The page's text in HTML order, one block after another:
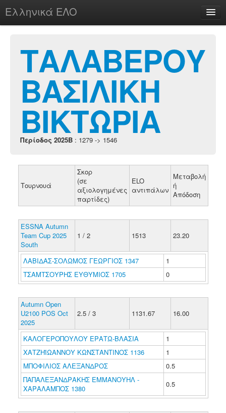
Ελληνικά ΕΛΟ
chesstu.be @ discord
Login
ΤΑΛΑΒΕΡΟΥ
ΒΑΣΙΛΙΚΗ
ΒΙΚΤΩΡΙΑ
Περίοδος 2025B : 1279 -> 1546
Τουρνουά
Σκορ
(σε
αξιολογημένες
παρτίδες)
ELO
αντιπάλων
Μεταβολή
ή
Απόδοση
ESSNA Autumn
Team Cup 2025
South
1 / 2 1513 23.20
ΛΑΒΙΔΑΣ-ΣΟΛΩΜΟΣ ΓΕΩΡΓΙΟΣ 1347
1
ΤΣΑΜΤΣΟΥΡΗΣ ΕΥΘΥΜΙΟΣ 1705
0
Autumn Open
U2100 POS Oct
2025
2.5 / 3 1131.67 16.00
ΚΑΛΟΓΕΡΟΠΟΥΛΟΥ ΕΡΑΤΩ-ΒΛΑΣΙΑ
1
ΧΑΤΖΗΪΩΑΝΝΟΥ ΚΩΝΣΤΑΝΤΙΝΟΣ 1136
1
ΜΠΟΦΙΛΙΟΣ ΑΛΕΞΑΝΔΡΟΣ
0.5
ΠΑΠΑΛΕΞΑΝΔΡΑΚΗΣ ΕΜΜΑΝΟΥΗΛ -
ΧΑΡΑΛΑΜΠΟΣ 1380
0.5